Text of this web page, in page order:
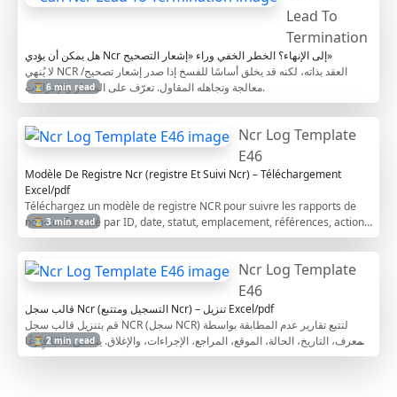
Lead To
Termination
⏳ 6 min read
هل يمكن أن يؤدي Ncr إلى الإنهاء؟ الخطر الخفي وراء «إشعار التصحيح»
لا يُنهي NCR العقد بذاته، لكنه قد يخلق أساسًا للفسخ إذا صدر إشعار تصحيح/
معالجة وتجاهله المقاول. تعرّف على المسار والإجراءات.
Ncr Log Template
E46
⏳ 3 min read
Modèle De Registre Ncr (registre Et Suivi Ncr) – Téléchargement
Excel/pdf
Téléchargez un modèle de registre NCR pour suivre les rapports de
non-conformité par ID, date, statut, emplacement, références, actions
et clôture.
Ncr Log Template
E46
⏳ 2 min read
قالب سجل Ncr (التسجيل ومتتبع Ncr) – تنزيل Excel/pdf
قم بتنزيل قالب سجل NCR (سجل NCR) لتتبع تقارير عدم المطابقة بواسطة
المعرف، التاريخ، الحالة، الموقع، المراجع، الإجراءات، والإغلاق. يتضمن قالبًا فارغًا
ومثالًا معبأً في Excel وPDF.